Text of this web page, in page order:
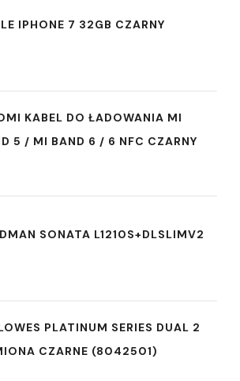
IPHONE 7 32GB CZARNY
KABEL DO ŁADOWANIA MI
5 / MI BAND 6 / 6 NFC CZARNY
SONATA L1210S+DLSLIMV2
PLATINUM SERIES DUAL 2
CZARNE (8042501)